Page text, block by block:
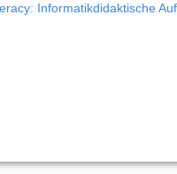
Informatikdidaktische